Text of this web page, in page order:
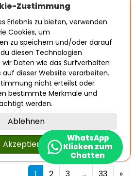
Variant 6kv
Rollo
schwarz
OE-Nummern
Zustand. Einwandfreie Funktion.
Warenkorb legen
WhatsApp
Klicken zum
Chatten
Zustimmung
Erlebnis zu bieten, verwenden
Cookies, um
zu speichern und/oder darauf
diesen Technologien
Daten wie das Surfverhalten
auf dieser Website verarbeiten.
nicht erteilst oder
bestimmte Merkmale und
werden.
Ablehnen
Akzeptieren